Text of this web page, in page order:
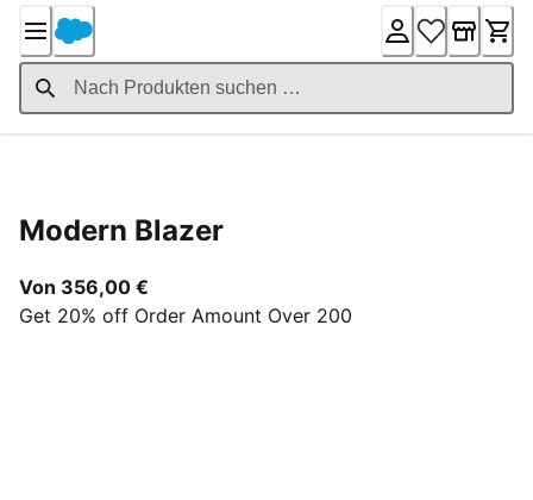
Content
Modern Blazer
Von 356,00 €
Get 20% off Order Amount Over 200